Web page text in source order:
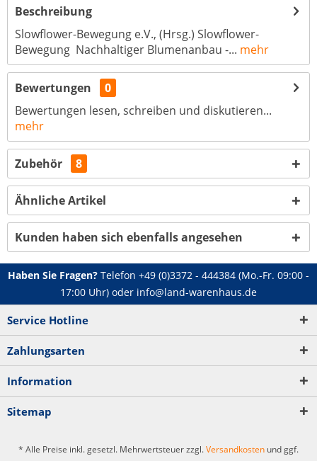
Beschreibung
Slowflower-Bewegung e.V., (Hrsg.) Slowflower-
Bewegung Nachhaltiger Blumenanbau -... mehr
Bewertungen
0
Bewertungen lesen, schreiben und diskutieren...
mehr
Zubehör 8
Ähnliche Artikel
Kunden haben sich ebenfalls angesehen
Haben Sie Fragen? Telefon +49 (0)3372 - 444384 (Mo.-Fr. 09:00 -
17:00 Uhr) oder info@land-warenhaus.de
Service Hotline
Zahlungsarten
Information
Sitemap
* Alle Preise inkl. gesetzl. Mehrwertsteuer zzgl.Versandkosten und ggf.